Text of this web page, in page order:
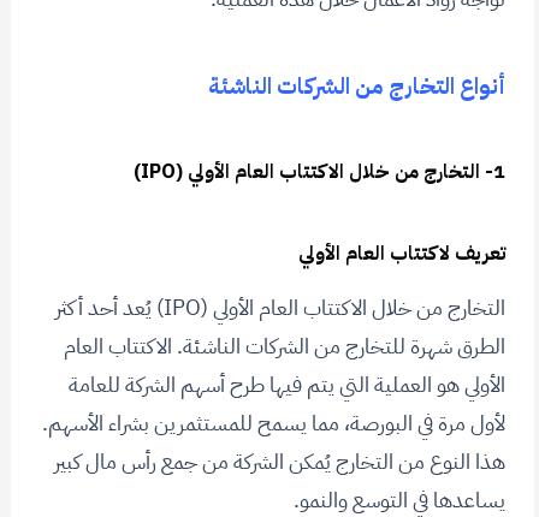
أنواع التخارج من الشركات الناشئة
1- التخارج من خلال الاكتتاب العام الأولي (IPO)
تعريف لاكتتاب العام الأولي
التخارج من خلال الاكتتاب العام الأولي (IPO) يُعد أحد أكثر
الطرق شهرة للتخارج من الشركات الناشئة. الاكتتاب العام
الأولي هو العملية التي يتم فيها طرح أسهم الشركة للعامة
لأول مرة في البورصة، مما يسمح للمستثمرين بشراء الأسهم.
هذا النوع من التخارج يُمكن الشركة من جمع رأس مال كبير
يساعدها في التوسع والنمو.